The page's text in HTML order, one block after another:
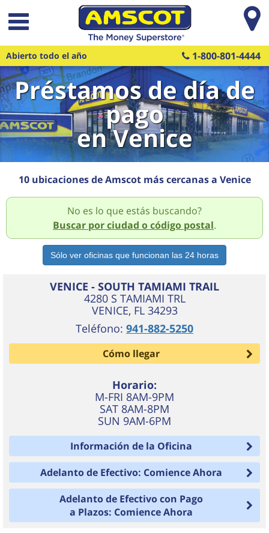
Saltar al contenido principal
Abierto todo el año 1-800-801-4444
Préstamos de día de
pago
en Venice
10 ubicaciones de Amscot más cercanas a Venice
No es lo que estás buscando?
Buscar por ciudad o código postal.
VENICE - SOUTH TAMIAMI TRAIL
4280 S TAMIAMI TRL
VENICE, FL 34293
Teléfono: 941-882-5250
Cómo llegar
Horario:
M-FRI 8AM-9PM
SAT 8AM-8PM
SUN 9AM-6PM
Información de la Oficina
Adelanto de Efectivo: Comience Ahora
Adelanto de Efectivo con Pago
a Plazos: Comience Ahora